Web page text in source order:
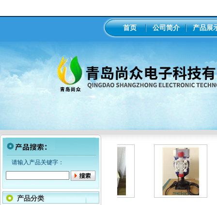
首页 公司简介 产品展
请输入产品关键字：
产品分类